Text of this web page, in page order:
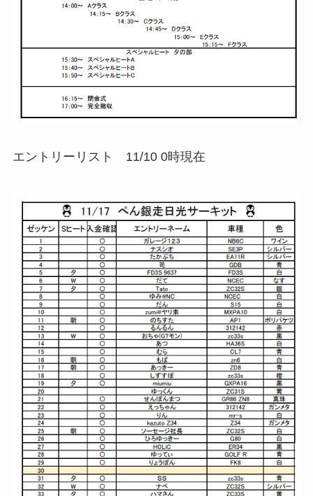
エントリーリスト 11/10 0時現在